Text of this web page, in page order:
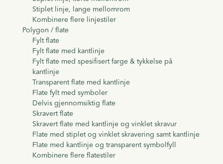
Stiplet linje, lange mellomrom
Kombinere flere linjestiler
Polygon / flate
Fylt flate
Fylt flate med kantlinje
Fylt flate med spesifisert farge & tykkelse på
kantlinje
Transparent flate med kantlinje
Flate fylt med symboler
Delvis gjennomsiktig flate
Skravert flate
Skravert flate med kantlinje og vinklet skravur
Flate med stiplet og vinklet skravering samt kantlinje
Flate med kantlinje og transparent symbolfyll
Kombinere flere flatestiler